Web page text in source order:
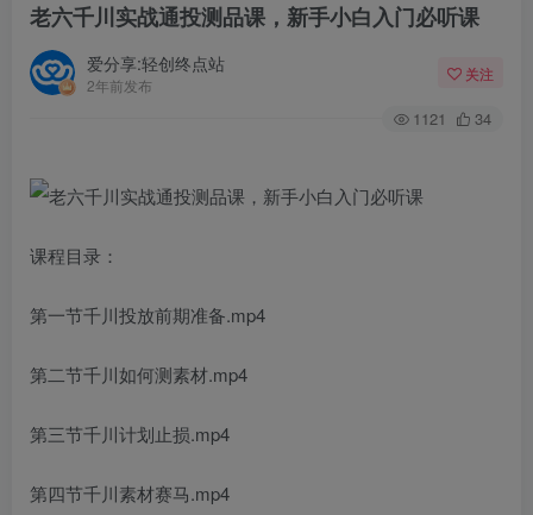
老六千川实战通投测品课，新手小白入门必听课
爱分享:轻创终点站
2年前发布
关注
1121 34
课程目录：
第一节千川投放前期准备.mp4
第二节千川如何测素材.mp4
第三节千川计划止损.mp4
第四节千川素材赛马.mp4